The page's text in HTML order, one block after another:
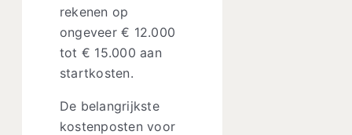
rekenen op
ongeveer € 12.000
tot € 15.000 aan
startkosten.
De belangrijkste
kostenposten voor